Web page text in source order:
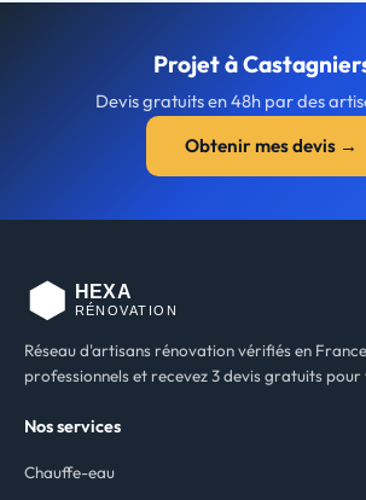
Projet à
Devis gratuits en 48h par des
Obtenir mes devis →
Réseau d'artisans rénovation vérifiés en
professionnels et recevez 3 devis gratuits
Nos services
Chauffe-eau